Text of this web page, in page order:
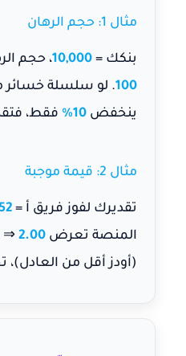
مثال 1: حجم الرهان
بنكك = 10,000، حجم
100
ينخفض 10% فقط،
مثال 2: قيمة موجبة
تقديرك لفوز فريق أ =
المنصة تعرض 2.00
⇒
(أودز أقل من العادل)،